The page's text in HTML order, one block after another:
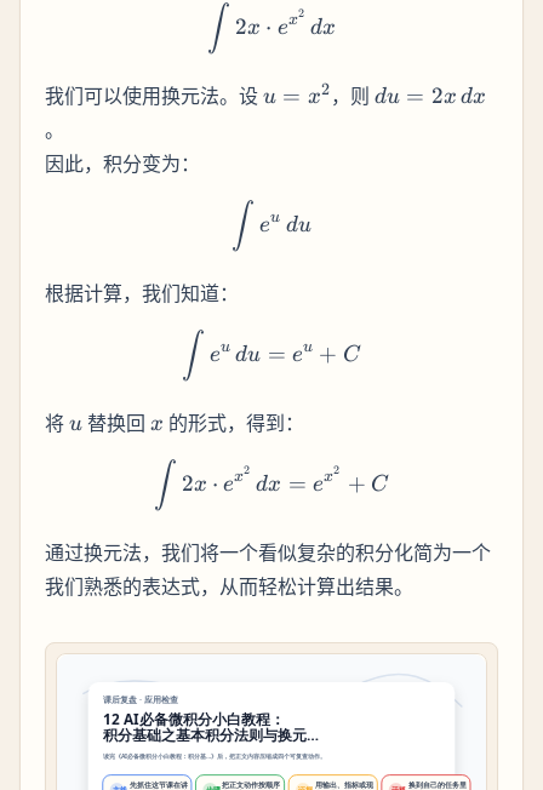
\int 2x \cdot e^{x^2} \,
∫ 2x ⋅ ex2
dx
我们可以使用换元法。设u
u = x2 ，则 du
du = 2x dx
。
因此，积分变为：
\int e^{u} \, du
∫ eu du
根据计算，我们知道：
\int e^{u} \, du = e^u +
∫ eu du = eu + C
将u
u 替换回 x
x 的形式，得到：
\int 2x \cdot e^{x^2} \,
∫ 2x ⋅ ex2
dx = ex2 + C
通过换元法，我们将一个看似复杂的积分化简为一个
我们熟悉的表达式，从而轻松计算出结果。